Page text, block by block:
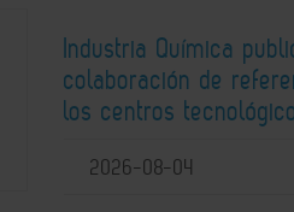
Industria Química
colaboración de
los centros
2026-08-04